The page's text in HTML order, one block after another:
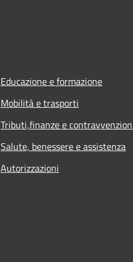
Educazione e formazione
Mobilità e trasporti
Tributi,finanze e
Salute, benessere e assistenza
Autorizzazioni